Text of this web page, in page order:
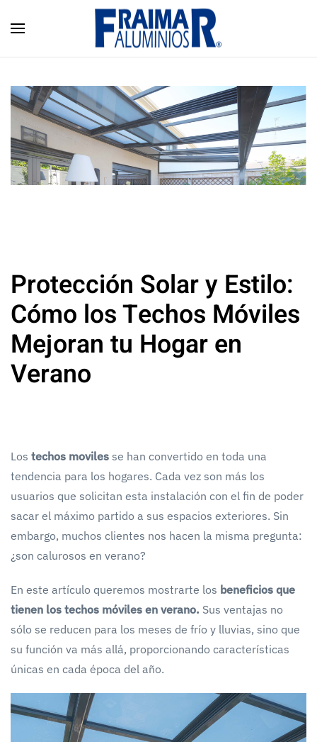
Skip to main content
Protección Solar y Estilo:
Cómo los Techos Móviles
Mejoran tu Hogar en
Verano
Los techos moviles se han convertido en toda una
tendencia para los hogares. Cada vez son más los
usuarios que solicitan esta instalación con el fin de poder
sacar el máximo partido a sus espacios exteriores. Sin
embargo, muchos clientes nos hacen la misma pregunta:
¿son calurosos en verano?
En este artículo queremos mostrarte los beneficios que
tienen los techos móviles en verano. Sus ventajas no
sólo se reducen para los meses de frío y lluvias, sino que
su función va más allá, proporcionando características
únicas en cada época del año.